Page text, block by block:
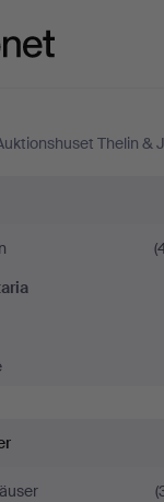
Thelin &